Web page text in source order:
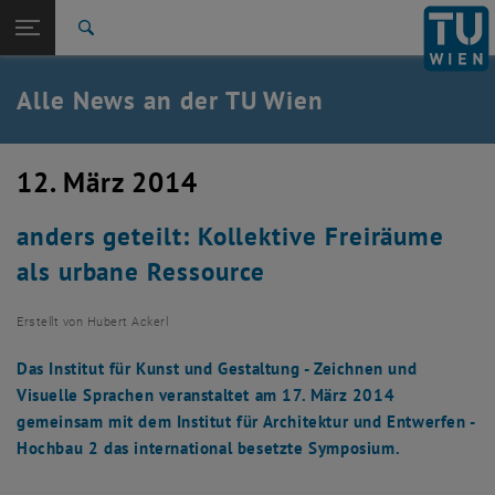
TU Login
Quicklinks
Quicklinks-Menü umschalten
Studium
Karriere
Zurück: Subseiten von TU Wien Startseite auflisten
Zurück zur letzten Ebene:
TU Wien Startseite
Übersicht
Alle News an der TU Wien
12. März 2014
anders geteilt: Kollektive Freiräume
als urbane Ressource
Erstellt von Hubert Ackerl
Das Institut für Kunst und Gestaltung - Zeichnen und
Visuelle Sprachen veranstaltet am 17. März 2014
gemeinsam mit dem Institut für Architektur und Entwerfen -
Hochbau 2 das international besetzte Symposium.